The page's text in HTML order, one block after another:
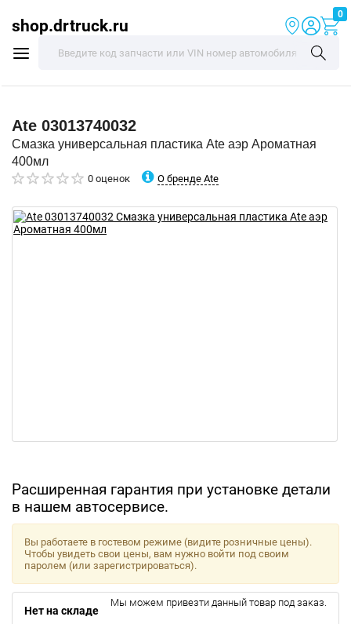
shop.drtruck.ru
0
Ate 03013740032
Смазка универсальная пластика Ate аэр Ароматная
400мл
0 оценок О бренде Ate
Расширенная гарантия при установке детали
в нашем автосервисе.
Вы работаете в гостевом режиме (видите розничные цены).
Чтобы увидеть свои цены, вам нужно войти под своим
паролем (или зарегистрироваться).
Нет на складе
Мы можем привезти данный товар под заказ.